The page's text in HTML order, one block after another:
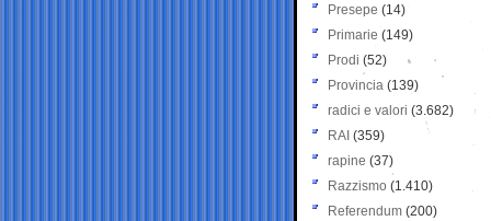
Presepe (14)
Primarie (149)
Prodi (52)
Provincia (139)
radici e valori (3.682)
RAI (359)
rapine (37)
Razzismo (1.410)
Referendum (200)